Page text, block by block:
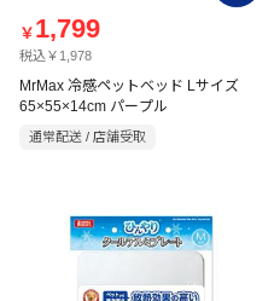
￥ 1,799
税込￥1,978
MrMax 冷感ペットベッド Lサイズ
65×55×14cm パープル
通常配送 / 店舗受取